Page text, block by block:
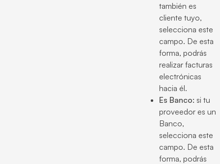
también es
cliente tuyo,
selecciona este
campo. De esta
forma, podrás
realizar facturas
electrónicas
hacia él.
Es Banco: si tu
proveedor es un
Banco,
selecciona este
campo. De esta
forma, podrás